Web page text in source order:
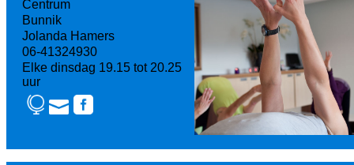
Centrum
Bunnik
Jolanda Hamers
06-41324930
Elke dinsdag 19.15 tot 20.25
uur